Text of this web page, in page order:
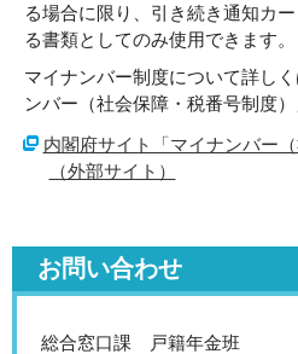
る場合に限り、引き続き通知カ
る書類としてのみ使用できます。
マイナンバー制度について詳し
ンバー（社会保障・税番号制度）
内閣府サイト「マイナンバー
（外部サイト）
お問い合わせ
総合窓口課 戸籍年金班